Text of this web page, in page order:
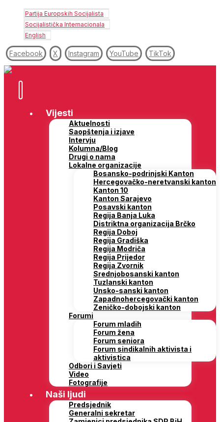
Partija Europskih Socijalista
Socijalistička Internacionala
English
Facebook X Instagram YouTube TikTok
Vijesti
Aktuelnosti
Saopštenja i izjave
Intervju
Kolumna/Blog
Drugi o nama
Lokalne organizacije
Bosansko-podrinjski Kanton
Hercegovačko-neretvanski kanton
Kanton 10
Kanton Sarajevo
Posavski kanton
Regija Banja Luka
Distriktna organizacija Brčko
Regija Doboj
Regija Gradiška
Regija Modriča
Regija Prijedor
Regija Zvornik
Srednjobosanski kanton
Tuzlanski kanton
Unsko-sanski kanton
Zapadnohercegovački kanton
Zeničko-dobojski kanton
Forumi
Forum mladih
Forum žena
Forum seniora
Forum sindikalnih aktivista i
aktivistica
Odbori i Savjeti
Video
Fotografije
Naši ljudi
Predsjednik
Generalni sekretar